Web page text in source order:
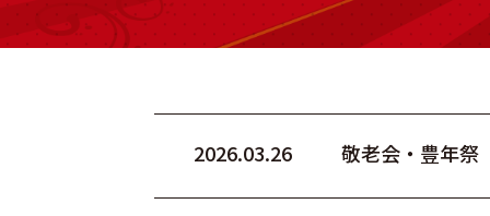
2026.03.26 敬老会・豊年祭